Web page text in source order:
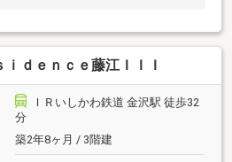
ｉｄｅｎｃｅ藤江ＩＩＩ
ＩＲいしかわ鉄道 金沢駅 徒歩32
分
築2年8ヶ月 / 3階建